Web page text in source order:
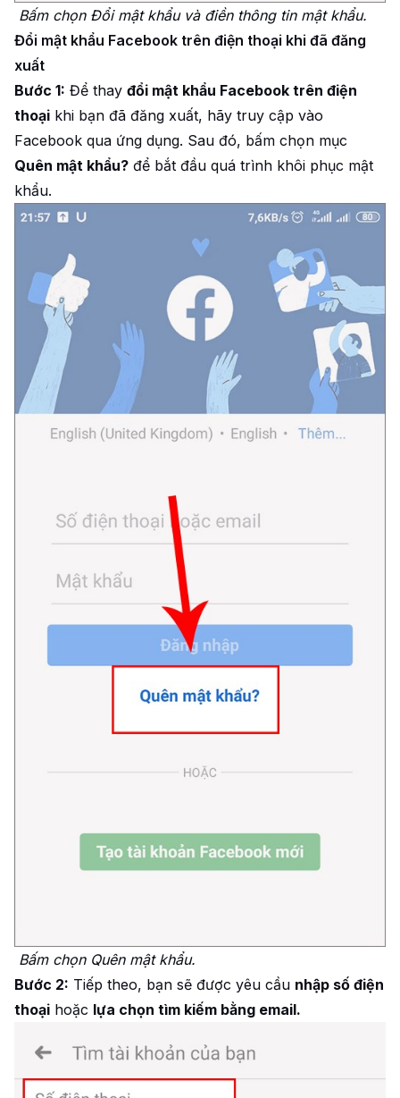
Bấm chọn Đổi mật khẩu và điền thông tin mật khẩu.
Đổi mật khẩu Facebook trên điện thoại khi đã đăng
xuất
Bước 1: Để thay đổi mật khẩu Facebook trên điện
thoại khi bạn đã đăng xuất, hãy truy cập vào
Facebook qua ứng dụng. Sau đó, bấm chọn mục
Quên mật khẩu? để bắt đầu quá trình khôi phục mật
khẩu.
Bấm chọn Quên mật khẩu.
Bước 2: Tiếp theo, bạn sẽ được yêu cầu nhập số điện
thoại hoặc lựa chọn tìm kiếm bằng email.